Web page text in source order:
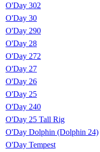
O'Day 302
O'Day 30
O'Day 290
O'Day 28
O'Day 272
O'Day 27
O'Day 26
O'Day 25
O'Day 240
O'Day 25 Tall Rig
O'Day Dolphin (Dolphin 24)
O'Day Tempest